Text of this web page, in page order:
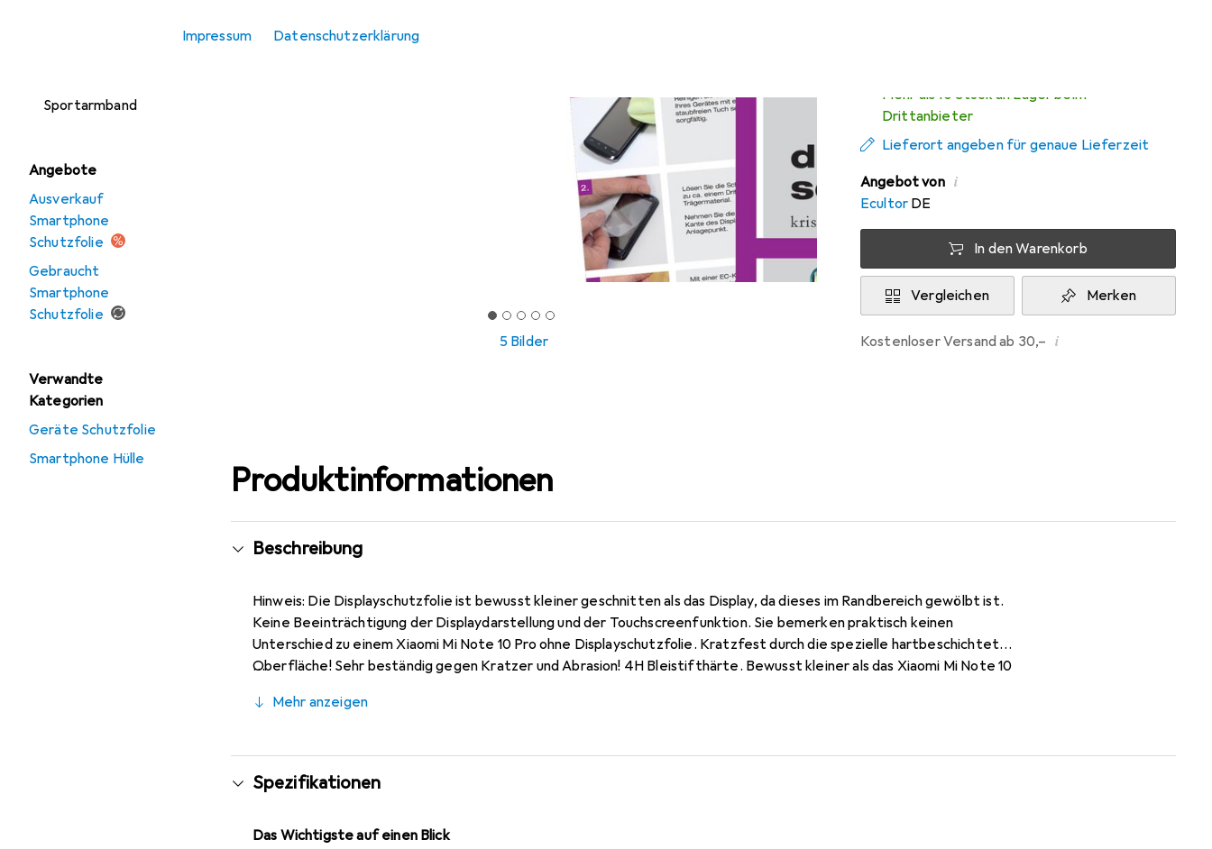
Impressum Datenschutzerklärung
Sportarmband
Angebote
Ausverkauf
Smartphone
Schutzfolie
Gebraucht
Smartphone
Schutzfolie
Verwandte
Kategorien
Geräte Schutzfolie
Smartphone Hülle
5 Bilder
Mehr als 10 Stück an Lager beim
Drittanbieter
Lieferort angeben für genaue Lieferzeit
Angebot von i
Ecultor DE
In den Warenkorb
Vergleichen Merken
Kostenloser Versand ab 30,– i
Produktinformationen
Beschreibung
Hinweis: Die Displayschutzfolie ist bewusst kleiner geschnitten als das Display, da dieses im Randbereich gewölbt ist.
Keine Beeinträchtigung der Displaydarstellung und der Touchscreenfunktion. Sie bemerken praktisch keinen
Unterschied zu einem Xiaomi Mi Note 10 Pro ohne Displayschutzfolie. Kratzfest durch die spezielle hartbeschichtete
Oberfläche! Sehr beständig gegen Kratzer und Abrasion! 4H Bleistifthärte. Bewusst kleiner als das Xiaomi Mi Note 10
Kinderleichte Montage! Keine Blasenbildung bei staubfreiem Display möglich! Beim Auftragen der Folie wird die Luft
Konstruktion, Zuschnitt und Konfektionierung zu fairen Löhnen in Deutschland.
Mehr anzeigen
Spezifikationen
Das Wichtigste auf einen Blick